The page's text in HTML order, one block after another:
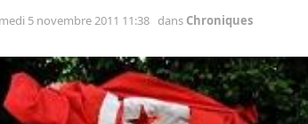
5 novembre 2011 11:38 dans Chroniques